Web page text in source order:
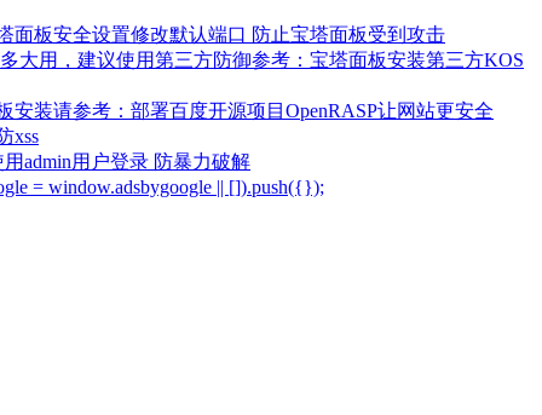
面板安全设置修改默认端口 防止宝塔面板受到攻击
大用，建议使用第三方防御参考：宝塔面板安装第三方KOS
装请参考：部署百度开源项目OpenRASP让网站更安全
xss
admin用户登录 防暴力破解
= window.adsbygoogle || []).push({});